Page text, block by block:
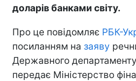
доларів банками світу.
Про це повідомляє РБК-
посиланням на заяву
Державного департаменту
передає Міністерство